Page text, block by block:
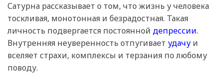
Сатурна рассказывает о том, что жизнь у человека
тоскливая, монотонная и безрадостная. Такая
личность подвергается постоянной депрессии.
Внутренняя неуверенность отпугивает удачу и
вселяет страхи, комплексы и терзания по любому
поводу.